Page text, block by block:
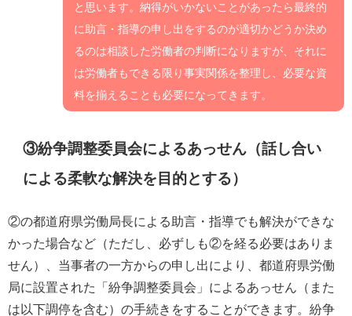
と思います。納得がいかないことがあったら最終的
に助言・指導の申し出をするのが適切かどうか決め
るのは相談した労働者の判断になりますが、それに
は労働者もできる限り事実関係を整理し、必要な資
料を揃えることも必要になってきます。
③紛争調整委員会によるあっせん（話し合い
による柔軟な解決を目的とする）
②の都道府県労働局長による助言・指導でも解決ができな
かった場合など（ただし、必ずしも②を経る必要はありま
せん）、当事者の一方からの申し出により、都道府県労働
局に設置された「紛争調整委員会」によるあっせん（また
は以下調停を含む）の手続きをすることができます。紛争